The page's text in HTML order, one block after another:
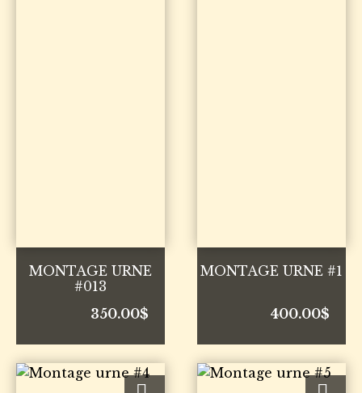
MONTAGE URNE
#013
350.00$
MONTAGE URNE #1
400.00$